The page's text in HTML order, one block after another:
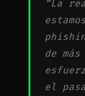
“La
de
el